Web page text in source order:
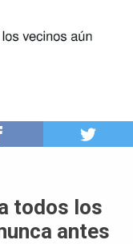
todos los
antes